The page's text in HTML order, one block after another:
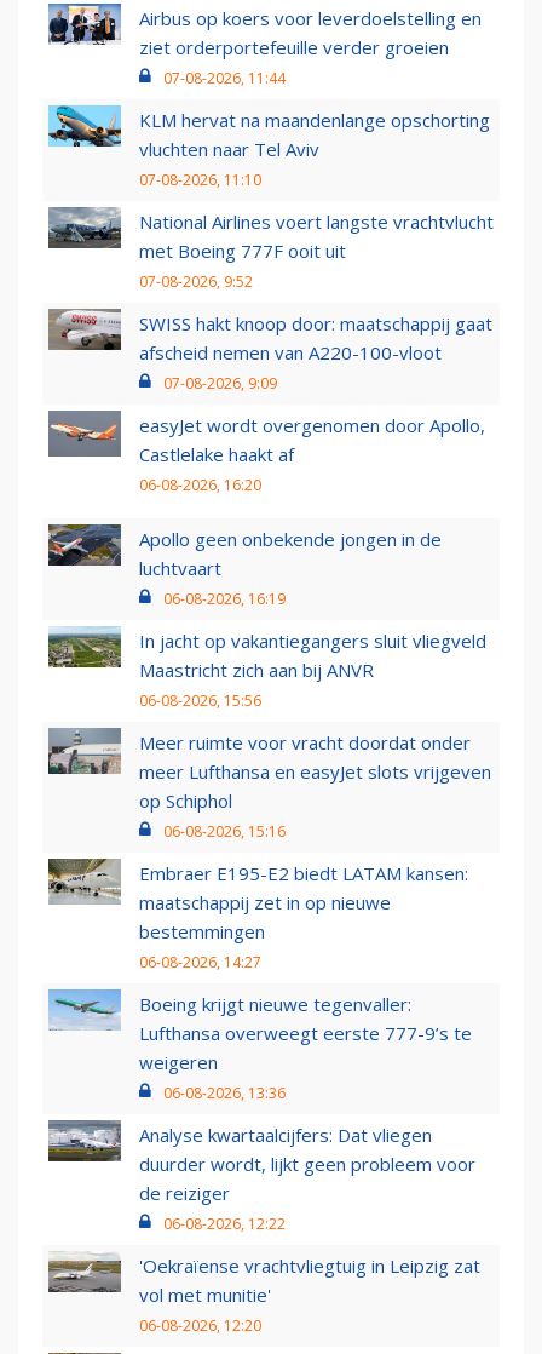
Airbus op koers voor leverdoelstelling en
ziet orderportefeuille verder groeien
07-08-2026, 11:44
KLM hervat na maandenlange opschorting
vluchten naar Tel Aviv
07-08-2026, 11:10
National Airlines voert langste vrachtvlucht
met Boeing 777F ooit uit
07-08-2026, 9:52
SWISS hakt knoop door: maatschappij gaat
afscheid nemen van A220-100-vloot
07-08-2026, 9:09
easyJet wordt overgenomen door Apollo,
Castlelake haakt af
06-08-2026, 16:20
Apollo geen onbekende jongen in de
luchtvaart
06-08-2026, 16:19
In jacht op vakantiegangers sluit vliegveld
Maastricht zich aan bij ANVR
06-08-2026, 15:56
Meer ruimte voor vracht doordat onder
meer Lufthansa en easyJet slots vrijgeven
op Schiphol
06-08-2026, 15:16
Embraer E195-E2 biedt LATAM kansen:
maatschappij zet in op nieuwe
bestemmingen
06-08-2026, 14:27
Boeing krijgt nieuwe tegenvaller:
Lufthansa overweegt eerste 777-9’s te
weigeren
06-08-2026, 13:36
Analyse kwartaalcijfers: Dat vliegen
duurder wordt, lijkt geen probleem voor
de reiziger
06-08-2026, 12:22
'Oekraïense vrachtvliegtuig in Leipzig zat
vol met munitie'
06-08-2026, 12:20